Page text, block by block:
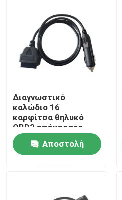
Σπίτι
Περίπου εμείς
Διαγνωστικό
καλώδιο 16
καρφίτσα θηλυκό
OBD2 επέκτασης
OBDII στον
ελαφρύτερο
προσαρμοστή
Αποστολή